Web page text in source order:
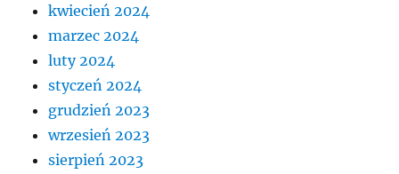
kwiecień 2024
marzec 2024
luty 2024
styczeń 2024
grudzień 2023
wrzesień 2023
sierpień 2023